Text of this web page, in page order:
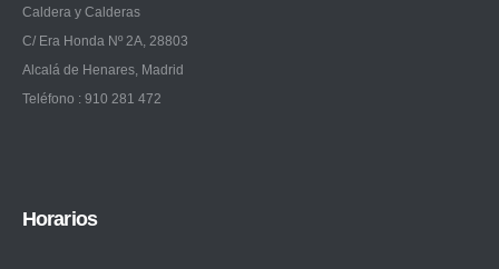
Caldera y Calderas
C/ Era Honda Nº 2A, 28803
Alcalá de Henares, Madrid
Teléfono : 910 281 472
Horarios